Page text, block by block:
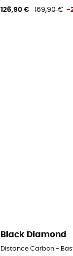
126,90 € 169,90 € -
Black Diamond
Distance Carbon -